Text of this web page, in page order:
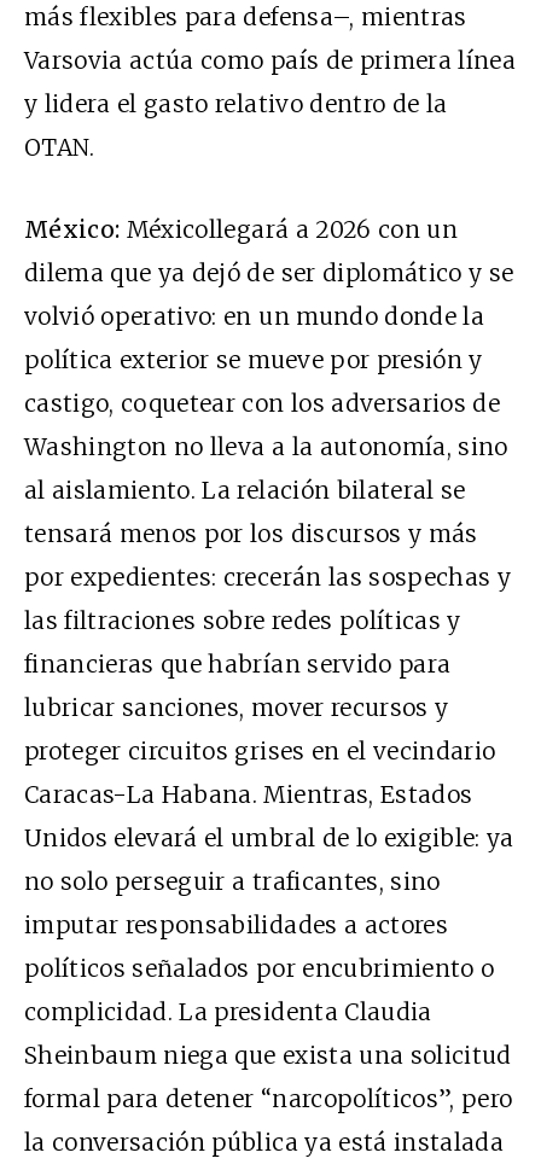
más flexibles para defensa–, mientras
Varsovia actúa como país de primera línea
y lidera el gasto relativo dentro de la
OTAN.
México: Méxicollegará a 2026 con un
dilema que ya dejó de ser diplomático y se
volvió operativo: en un mundo donde la
política exterior se mueve por presión y
castigo, coquetear con los adversarios de
Washington no lleva a la autonomía, sino
al aislamiento. La relación bilateral se
tensará menos por los discursos y más
por expedientes: crecerán las sospechas y
las filtraciones sobre redes políticas y
financieras que habrían servido para
lubricar sanciones, mover recursos y
proteger circuitos grises en el vecindario
Caracas-La Habana. Mientras, Estados
Unidos elevará el umbral de lo exigible: ya
no solo perseguir a traficantes, sino
imputar responsabilidades a actores
políticos señalados por encubrimiento o
complicidad. La presidenta Claudia
Sheinbaum niega que exista una solicitud
formal para detener “narcopolíticos”, pero
la conversación pública ya está instalada